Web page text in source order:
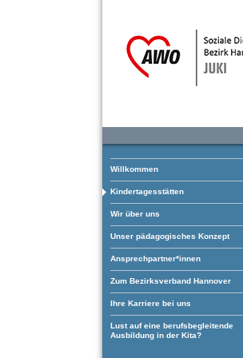
Willkommen
Kindertagesstätten
Wir über uns
Unser pädagogisches Konzept
Ansprechpartner*innen
Zum Bezirksverband Hannover
Ihre Karriere bei uns
Lust auf eine berufsbegleitende
Ausbildung in der Kita?